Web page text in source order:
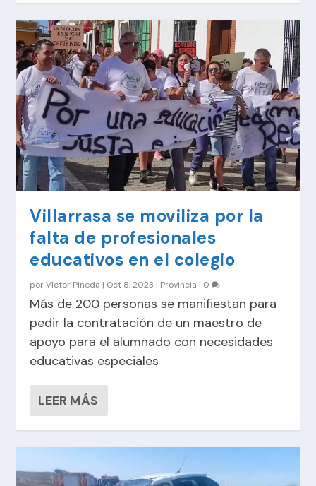
Villarrasa se moviliza por la
falta de profesionales
educativos en el colegio
porVíctor Pineda | Oct 8, 2023 | Provincia | 0
Más de 200 personas se manifiestan para
pedir la contratación de un maestro de
apoyo para el alumnado con necesidades
educativas especiales
LEER MÁS